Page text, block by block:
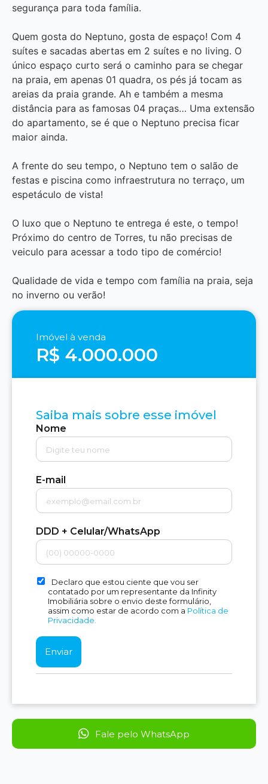
segurança para toda família.
Quem gosta do Neptuno, gosta de espaço! Com 4
suítes e sacadas abertas em 2 suítes e no living. O
único espaço curto será o caminho para se chegar
na praia, em apenas 01 quadra, os pés já tocam as
areias da praia grande. Ah e também a mesma
distância para as famosas 04 praças… Uma extensão
do apartamento, se é que o Neptuno precisa ficar
maior ainda.
A frente do seu tempo, o Neptuno tem o salão de
festas e piscina como infraestrutura no terraço, um
espetáculo de vista!
O luxo que o Neptuno te entrega é este, o tempo!
Próximo do centro de Torres, tu não precisas de
veiculo para acessar a todo tipo de comércio!
Qualidade de vida e tempo com família na praia, seja
no inverno ou verão!
Imóvel à venda
R$ 4.000.000
Saiba mais sobre esse imóvel
Nome
E-mail
DDD + Celular/WhatsApp
Declaro que estou ciente que vou ser
contatado por um representante da Infinity
Imobiliária sobre o envio deste formulário,
assim como estar de acordo com a Política de
Privacidade.
Fale pelo WhatsApp